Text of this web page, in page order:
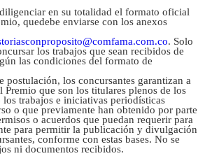
en su totalidad el formato oficial
quedebe enviarse con los anexos
. Solo
los trabajos que sean recibidos de
las condiciones del formato de
postulación, los concursantes garantizan a
Premio que son los titulares plenos de los
los trabajos e iniciativas periodísticas
o que previamente han obtenido por parte
o acuerdos que puedan requerir para
para permitir la publicación y divulgación
conforme con estas bases. No se
ni documentos recibidos.